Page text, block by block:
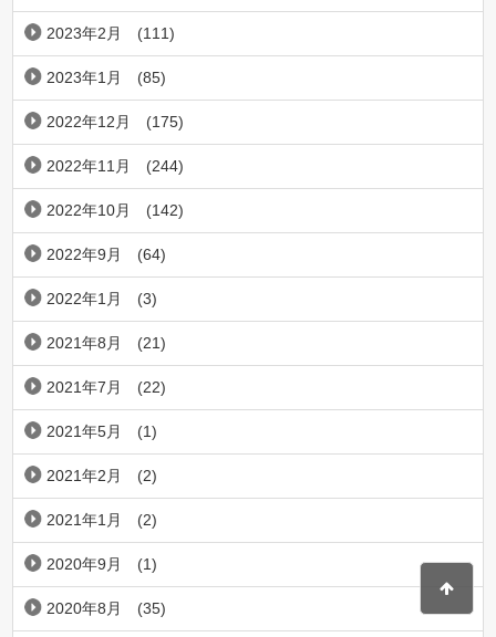
2023年2月 (111)
2023年1月 (85)
2022年12月 (175)
2022年11月 (244)
2022年10月 (142)
2022年9月 (64)
2022年1月 (3)
2021年8月 (21)
2021年7月 (22)
2021年5月 (1)
2021年2月 (2)
2021年1月 (2)
2020年9月 (1)
2020年8月 (35)